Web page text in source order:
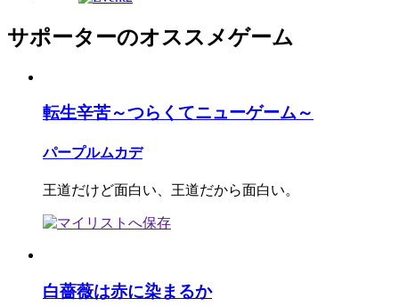
サポーターのオススメゲーム
転生辛苦～つらくてニューゲーム～
パープルムカデ
王道だけど面白い、王道だから面白い。
白薔薇は赤に染まるか